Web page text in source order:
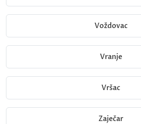
Voždovac
Vranje
Vršac
Zaječar